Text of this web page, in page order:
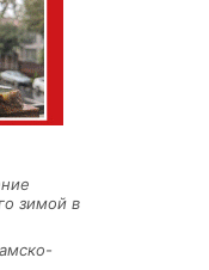
зимой в